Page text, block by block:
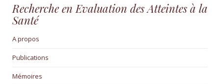
Recherche en Evaluation des Atteintes à la
Santé
A propos
Publications
Mémoires